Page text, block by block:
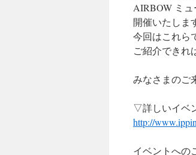
AIRBOW ミ
開催いたしま
今回はこれら
ご紹介できれ
みなさまのご
▽詳しいイベ
http://
イベントへの